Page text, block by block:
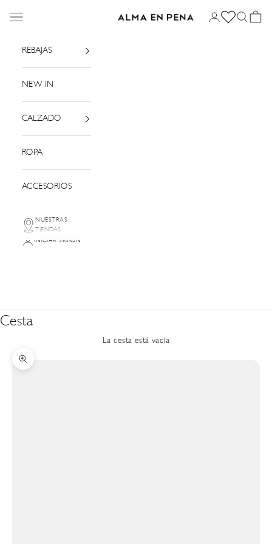
Alma en Pena
Menú Iniciar sesión
Buscar
Cesta
REBAJAS
NEW IN
CALZADO
ROPA
ACCESORIOS
NUESTRAS
TIENDAS
INICIAR SESIÓN
Cesta
La cesta está vacía
Zoom